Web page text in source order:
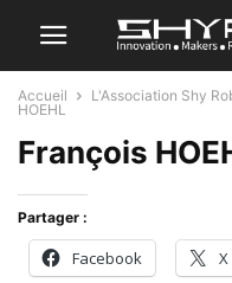
Accueil L'Association Shy
HOEHL
François
Partager :
Facebook X